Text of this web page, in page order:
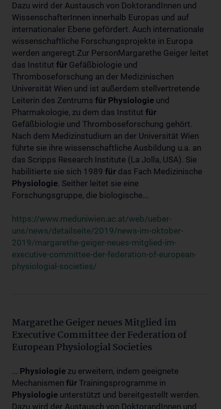
Dazu wird der Austausch von DoktorandInnen und
WissenschafterInnen innerhalb Europas und auf
internationaler Ebene gefördert. Auch internationale
wissenschaftliche Forschungsprojekte in Europa
werden angeregt.Zur PersonMargarethe Geiger leitet
das Institut für Gefäßbiologie und
Thromboseforschung an der Medizinischen
Universität Wien und ist außerdem stellvertretende
Leiterin des Zentrums für Physiologie und
Pharmakologie, zu dem das Institut für
Gefäßbiologie und Thromboseforschung gehört.
Nach dem Medizinstudium an der Universität Wien
führte sie ihre wissenschaftliche Ausbildung u.a. an
das Scripps Research Institute (La Jolla, USA). Sie
habilitierte sie sich 1989 für das Fach Medizinische
Physiologie. Seither leitet sie eine
Forschungsgruppe, die biologische...
https://www.meduniwien.ac.at/web/ueber-
uns/news/detailseite/2019/news-im-oktober-
2019/margarethe-geiger-neues-mitglied-im-
executive-committee-der-federation-of-european-
physiologial-societies/
Margarethe Geiger neues Mitglied im
Executive Committee der Federation of
European Physiologial Societies
... Physiologie zu erweitern, indem geeignete
Mechanismen für Trainingsprogramme in
Physiologie unterstützt und bereitgestellt werden.
Dazu wird der Austausch von DoktorandInnen und